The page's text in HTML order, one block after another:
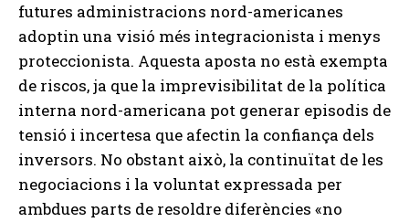
futures administracions nord-americanes
adoptin una visió més integracionista i menys
proteccionista. Aquesta aposta no està exempta
de riscos, ja que la imprevisibilitat de la política
interna nord-americana pot generar episodis de
tensió i incertesa que afectin la confiança dels
inversors. No obstant això, la continuïtat de les
negociacions i la voluntat expressada per
ambdues parts de resoldre diferències «no